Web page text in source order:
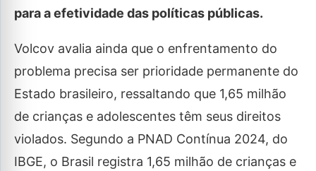
para a efetividade das políticas públicas.
Volcov avalia ainda que o enfrentamento do
problema precisa ser prioridade permanente do
Estado brasileiro, ressaltando que 1,65 milhão
de crianças e adolescentes têm seus direitos
violados. Segundo a PNAD Contínua 2024, do
IBGE, o Brasil registra 1,65 milhão de crianças e